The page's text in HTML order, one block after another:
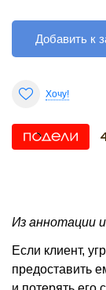
Добавить к
Хочу!
Из аннотации
Если клиент,
предоставить